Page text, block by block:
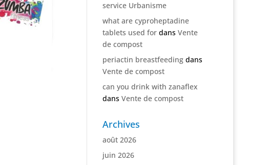
service Urbanisme
what are cyproheptadine
tablets used fordans Vente
de compost
periactin breastfeedingdans
Vente de compost
can you drink with zanaflex
dans Vente de compost
Archives
août 2026
juin 2026